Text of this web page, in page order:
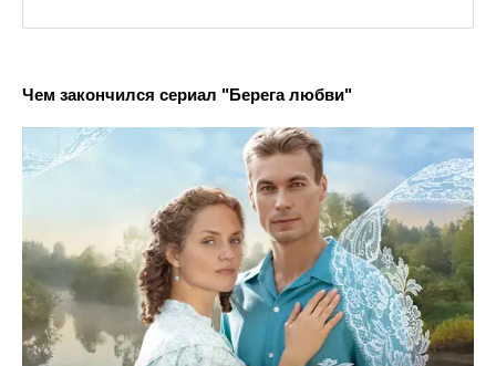
Чем закончился сериал "Берега любви"